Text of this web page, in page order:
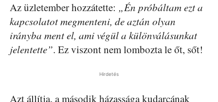
Az üzletember hozzátette: „Én próbáltam ezt a
kapcsolatot megmenteni, de aztán olyan
irányba ment el, ami végül a különválásunkat
jelentette”. Ez viszont nem lombozta le őt, sőt!
Hirdetés
Azt állítja, a második házassága kudarcának